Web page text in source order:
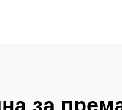
за